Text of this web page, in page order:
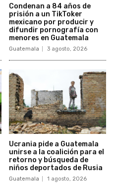
Condenan a 84 años de
prisión a un TikToker
mexicano por producir y
difundir pornografía con
menores en Guatemala
Guatemala 3 agosto, 2026
Ucrania pide a Guatemala
unirse a la coalición para el
retorno y búsqueda de
niños deportados de Rusia
Guatemala 1 agosto, 2026